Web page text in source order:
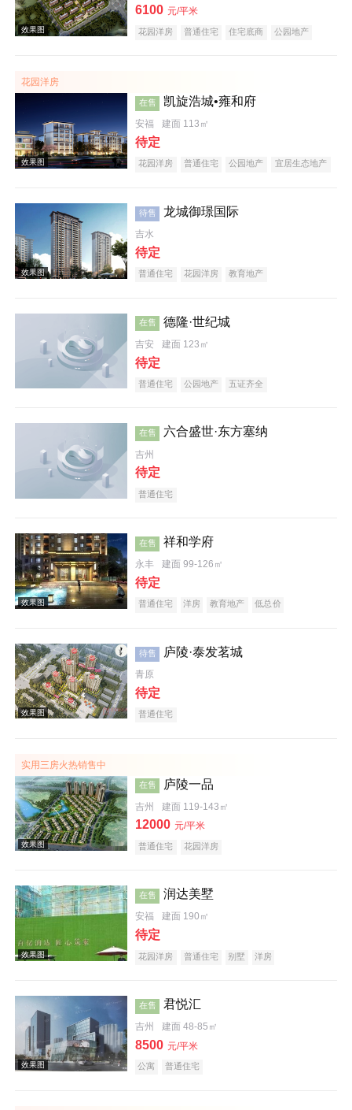
效果图
效果图
6100 元/平米
花园洋房 普通住宅 住宅底商
公园地产
花园洋房
在售 凯旋浩城•雍和府
安福 建面 113㎡
待定
花园洋房 普通住宅 公园地产
宜居生态地产
待售 龙城御璟国际
吉水
待定
普通住宅 花园洋房 教育地产
在售 德隆·世纪城
吉安 建面 123㎡
待定
普通住宅 公园地产 五证齐全
在售 六合盛世·东方塞纳
吉州
待定
普通住宅
效果图
在售 祥和学府
永丰 建面 99-126㎡
待定
普通住宅 洋房 教育地产 低总价
待售 庐陵·泰发茗城
青原
待定
普通住宅
实用三房火热销售中
在售 庐陵一品
吉州 建面 119-143㎡
12000 元/平米
普通住宅 花园洋房
在售 润达美墅
安福 建面 190㎡
待定
花园洋房 普通住宅 别墅 洋房
在售 君悦汇
吉州 建面 48-85㎡
8500 元/平米
公寓 普通住宅